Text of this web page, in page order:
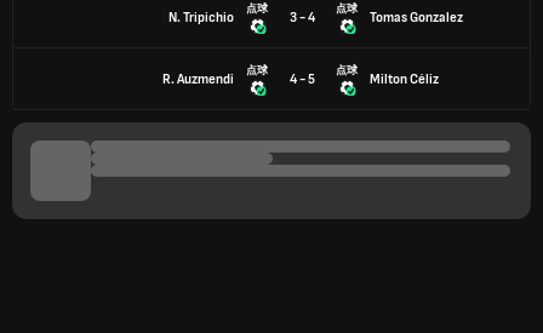
N. Tripichio
点球
3 - 4
点球
Tomas Gonzalez
R. Auzmendi
点球
4 - 5
点球
Milton Céliz